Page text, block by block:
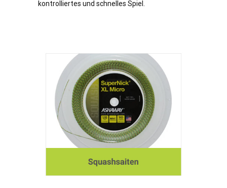
kontrolliertes und schnelles Spiel.